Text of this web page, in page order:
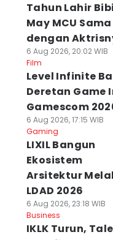
Tahun Lahir Bibi
May MCU Sama
dengan
6 Aug 2026, 20:02 WIB
Film
Level Infinite
Deretan Game
Gamescom
6 Aug 2026, 17:15 WIB
Gaming
LIXIL Bangun
Ekosistem
Arsitektur
LDAD 2026
6 Aug 2026, 23:18 WIB
Business
IKLK Turun,